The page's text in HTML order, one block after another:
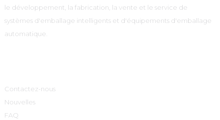
le développement, la fabrication, la vente et le service de
systèmes d'emballage intelligents et d'équipements d'emballage
automatique.
Contactez-nous
Nouvelles
FAQ